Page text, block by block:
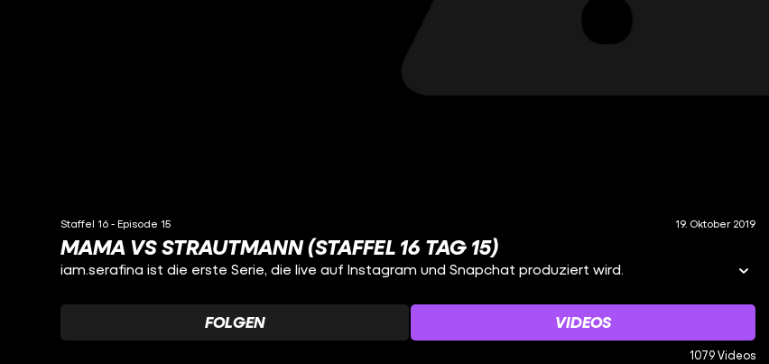
Staffel 16 - Episode 15 19. Oktober 2019
MAMA VS STRAUTMANN (STAFFEL 16 TAG 15)
iam.serafina ist die erste Serie, die live auf Instagram und Snapchat produziert wird.
FOLGEN VIDEOS
1079 Videos